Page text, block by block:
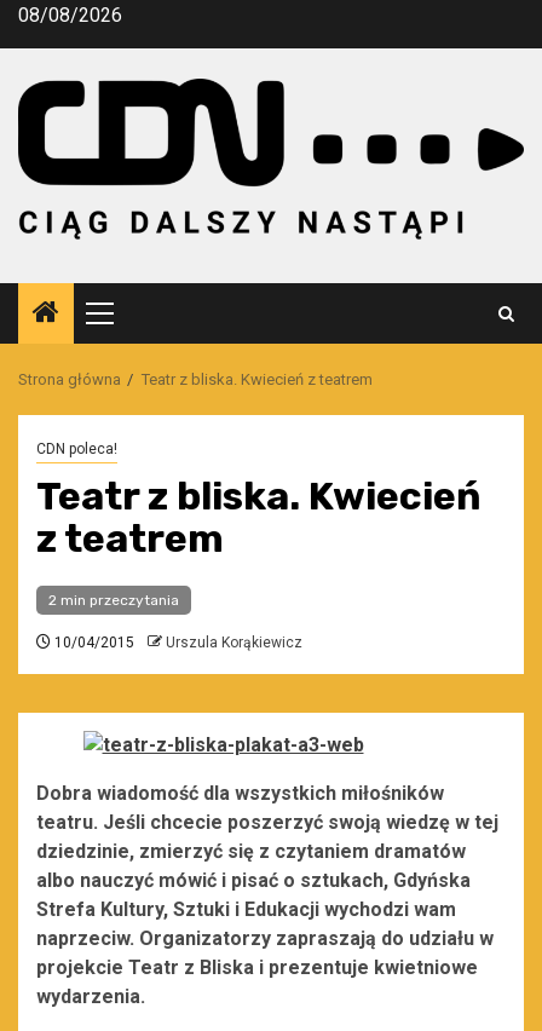
Przejdź
08/08/2026
Menu
główne
Strona główna Teatr z bliska. Kwiecień z teatrem
CDN poleca!
Teatr z bliska. Kwiecień
z teatrem
2 min przeczytania
10/04/2015 Urszula Korąkiewicz
Dobra wiadomość dla wszystkich miłośników
teatru. Jeśli chcecie poszerzyć swoją wiedzę w tej
dziedzinie, zmierzyć się z czytaniem dramatów
albo nauczyć mówić i pisać o sztukach, Gdyńska
Strefa Kultury, Sztuki i Edukacji wychodzi wam
naprzeciw. Organizatorzy zapraszają do udziału w
projekcie Teatr z Bliska i prezentuje kwietniowe
wydarzenia.